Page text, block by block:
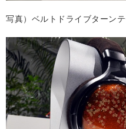
写真）ベルトドライブターン